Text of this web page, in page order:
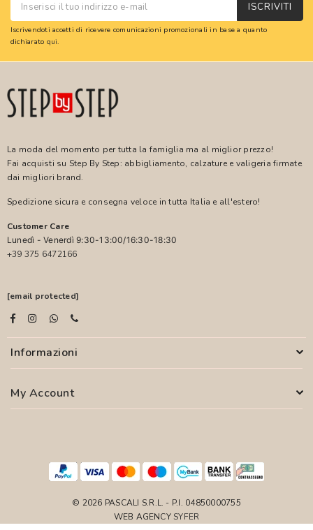
ISCRIVITI
Iscrivendoti accetti di ricevere comunicazioni promozionali in base a quanto
dichiarato qui.
La moda del momento per tutta la famiglia ma al miglior prezzo!
Fai acquisti su Step By Step: abbigliamento, calzature e valigeria firmate
dai migliori brand.
Spedizione sicura e consegna veloce in tutta Italia e all'estero!
Customer Care
Lunedì - Venerdì 9:30-13:00/16:30-18:30
+39 375 6472166
[email protected]
Informazioni
My Account
© 2026 PASCALI S.R.L. - P.I. 04850000755
WEB AGENCY SYFER